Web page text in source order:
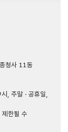
청사 11동
, 주말 · 공휴일,
한될 수